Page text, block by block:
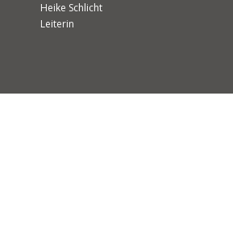
Heike Schlicht
Leiterin